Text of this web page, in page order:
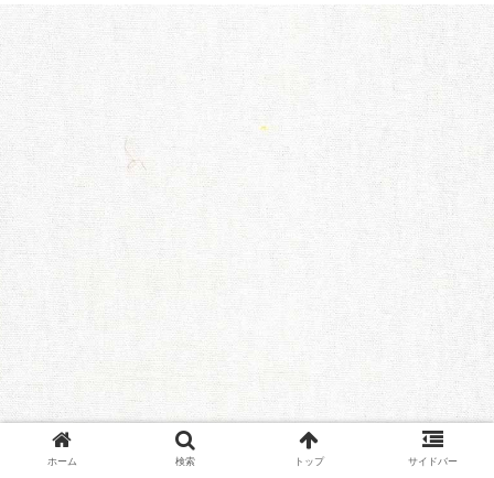
ホーム 検索 トップ サイドバー